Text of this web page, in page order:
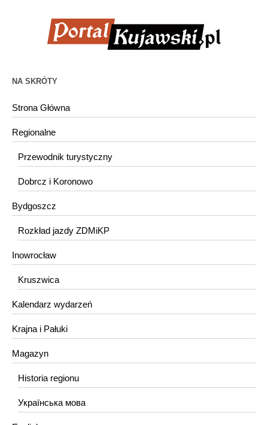
NA SKRÓTY
Strona Główna
Regionalne
Przewodnik turystyczny
Dobrcz i Koronowo
Bydgoszcz
Rozkład jazdy ZDMiKP
Inowrocław
Kruszwica
Kalendarz wydarzeń
Krajna i Pałuki
Magazyn
Historia regionu
Українська мова